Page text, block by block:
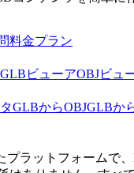
料金プラン
GLBビューアOBJビュ
GLBからOBJGLBか
プラットフォームで